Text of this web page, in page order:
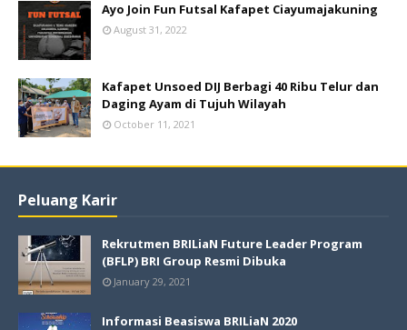
Ayo Join Fun Futsal Kafapet Ciayumajakuning
August 31, 2022
Kafapet Unsoed DIJ Berbagi 40 Ribu Telur dan
Daging Ayam di Tujuh Wilayah
October 11, 2021
Peluang Karir
Rekrutmen BRILiaN Future Leader Program
(BFLP) BRI Group Resmi Dibuka
January 29, 2021
Informasi Beasiswa BRILiaN 2020